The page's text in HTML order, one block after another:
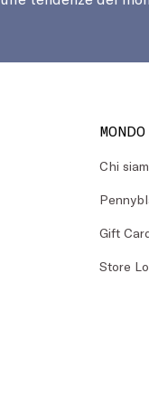
Chi
Gift
Store